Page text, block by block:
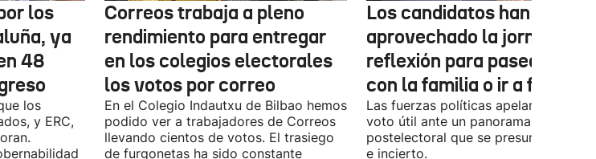
los
ya
48
los
y ERC,
Correos trabaja a pleno
rendimiento para entregar
en los colegios electorales
los votos por correo
En el Colegio Indautxu de Bilbao hemos
podido ver a trabajadores de Correos
llevando cientos de votos. El trasiego
de furgonetas ha sido constante
Los candidatos han
aprovechado la jornada de
reflexión para pasear,
con la familia o ir a fiestas
Las fuerzas políticas apelaron ayer al
voto útil ante un panorama
postelectoral que se presume
e incierto.